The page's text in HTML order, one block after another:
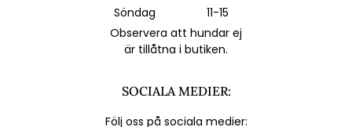
Söndag
11-15
Observera att hundar ej
är tillåtna i butiken.
SOCIALA MEDIER:
Följ oss på sociala medier: